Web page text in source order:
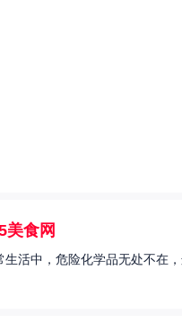
美食网
活中，危险化学品无处不在